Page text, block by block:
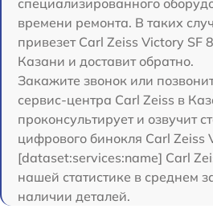
времени ремонта. В таких
привезет Carl Zeiss Victory SF
Казани и доставит обратно.
Закажите звонок или
сервис-центра Carl Zeiss в
проконсультирует и озвучит
цифрового бинокля Carl Zeiss
[dataset:services:name] Carl
нашей статистике в среднем
наличии деталей.